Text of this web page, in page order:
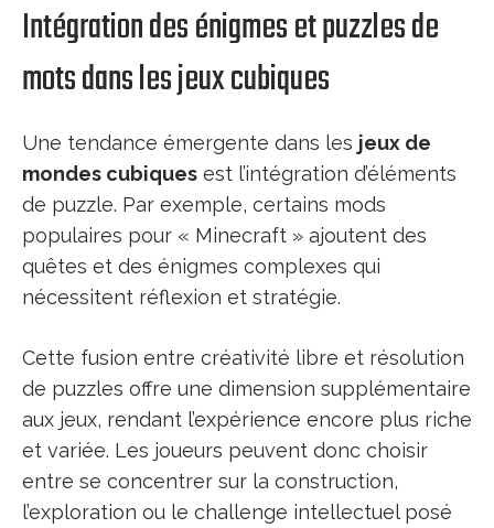
Intégration des énigmes et puzzles de
mots dans les jeux cubiques
Une tendance émergente dans les jeux de
mondes cubiques est l’intégration d’éléments
de puzzle. Par exemple, certains mods
populaires pour « Minecraft » ajoutent des
quêtes et des énigmes complexes qui
nécessitent réflexion et stratégie.
Cette fusion entre créativité libre et résolution
de puzzles offre une dimension supplémentaire
aux jeux, rendant l’expérience encore plus riche
et variée. Les joueurs peuvent donc choisir
entre se concentrer sur la construction,
l’exploration ou le challenge intellectuel posé